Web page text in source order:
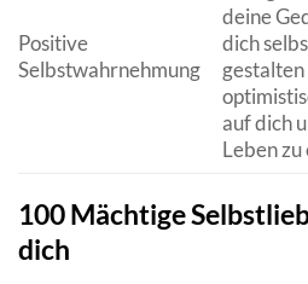
Positive
Selbstwahrnehmung
deine
dich
auf dich
Leben
100 Mächtige
dich